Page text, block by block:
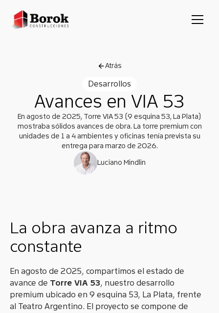
Atrás
Desarrollos
Avances en VIA 53
En agosto de 2025, Torre VIA 53 (9 esquina 53, La Plata)
mostraba sólidos avances de obra. La torre premium con
unidades de 1 a 4 ambientes y oficinas tenía prevista su
entrega para marzo de 2026.
Luciano Mindlin
La obra avanza a ritmo
constante
En agosto de 2025, compartimos el estado de
avance de Torre VIA 53, nuestro desarrollo
premium ubicado en 9 esquina 53, La Plata, frente
al Teatro Argentino. El proyecto se compone de